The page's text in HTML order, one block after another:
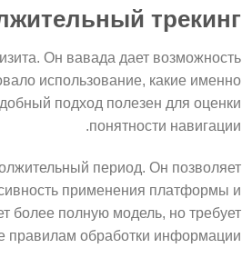
трекинг
Он вавада дает возможность
использование, какие именно
подход полезен для оценки
понятности навигации.
период. Он позволяет
применения платформы и
более полную модель, но требует
правилам обработки информации.